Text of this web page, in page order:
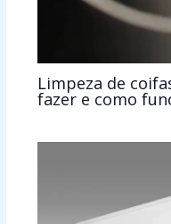
Limpeza de
fazer e como